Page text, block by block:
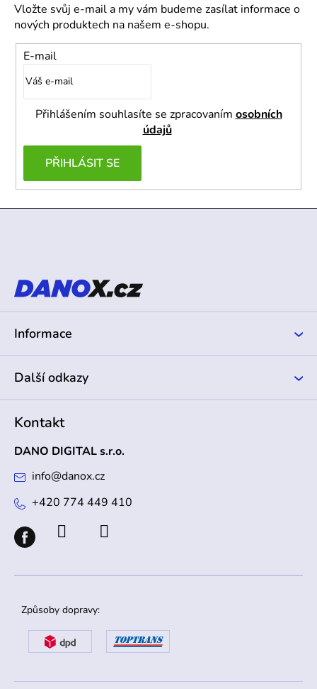
Vložte svůj e-mail a my vám budeme zasílat informace o
nových produktech na našem e-shopu.
E-mail
Přihlášením souhlasíte se zpracovaním osobních
údajů
PŘIHLÁSIT SE
t
Informace
Další odkazy
Kontakt
DANO DIGITAL s.r.o.
info@danox.cz
+420 774 449 410
Způsoby dopravy: